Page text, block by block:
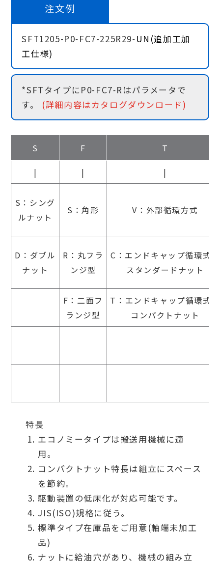
注文例
SFT1205-P0-FC7-225R29- UN(追加工加
工仕様)
*SFTタイプにP0-FC7-Rはパラメータで
す。
(詳細内容はカタログダウンロード)
S F T
| | |
S：シング
ルナット
S：角形 V：外部循環方式
D：ダブル
ナット
R：丸フラ
ンジ型
C：エンドキャップ循環式・
スタンダードナット
F：二面フ
ランジ型
T：エンドキャップ循環式・
コンパクトナット
特長
エコノミータイプは搬送用機械に適
用。
コンパクトナット特長は組立にスペース
を節約。
駆動装置の低床化が対応可能です。
JIS(ISO)規格に従う。
標準タイプ在庫品をご用意(軸端未加工
品)
ナットに給油穴があり、機械の組み立